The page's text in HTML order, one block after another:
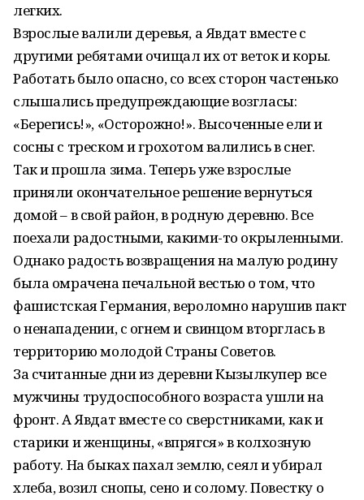
легких.
Взрослые валили деревья, а Явдат вместе с
другими ребятами очищал их от веток и коры.
Работать было опасно, со всех сторон частенько
слышались предупреждающие возгласы:
«Берегись!», «Осторожно!». Высоченные ели и
сосны с треском и грохотом валились в снег.
Так и прошла зима. Теперь уже взрослые
приняли окончательное решение вернуться
домой – в свой район, в родную деревню. Все
поехали радостными, какими-то окрыленными.
Однако радость возвращения на малую родину
была омрачена печальной вестью о том, что
фашистская Германия, вероломно нарушив пакт
о ненападении, с огнем и свинцом вторглась в
территорию молодой Страны Советов.
За считанные дни из деревни Кызылкупер все
мужчины трудоспособного возраста ушли на
фронт. А Явдат вместе со сверстниками, как и
старики и женщины, «впрягся» в колхозную
работу. На быках пахал землю, сеял и убирал
хлеба, возил снопы, сено и солому. Повестку о